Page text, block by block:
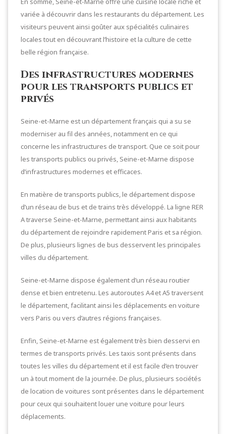
variée à découvrir dans les restaurants du département. Les
visiteurs peuvent ainsi goûter aux spécialités culinaires
locales tout en découvrant l’histoire et la culture de cette
belle région française.
Des infrastructures modernes
pour les transports publics et
privés
Seine-et-Marne est un département français qui a su se
moderniser au fil des années, notamment en ce qui
concerne les infrastructures de transport. Que ce soit pour
les transports publics ou privés, Seine-et-Marne dispose
d’infrastructures modernes et efficaces.
En matière de transports publics, le département dispose
d’un réseau de bus et de trains très développé. La ligne RER
A traverse Seine-et-Marne, permettant ainsi aux habitants
du département de rejoindre rapidement Paris et sa région.
De plus, plusieurs lignes de bus desservent les principales
villes du département.
Seine-et-Marne dispose également d’un réseau routier
dense et bien entretenu. Les autoroutes A4 et A5 traversent
le département, facilitant ainsi les déplacements en voiture
vers Paris ou vers d’autres régions françaises.
Enfin, Seine-et-Marne est également très bien desservi en
termes de transports privés. Les taxis sont présents dans
toutes les villes du département et il est facile d’en trouver
un à tout moment de la journée. De plus, plusieurs sociétés
de location de voitures sont présentes dans le département
pour ceux qui souhaitent louer une voiture pour leurs
déplacements.